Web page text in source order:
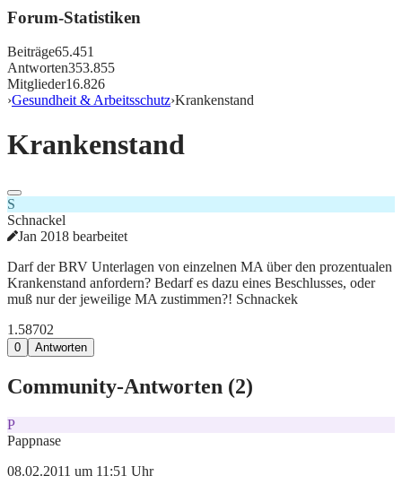
Forum-Statistiken
Beiträge65.451
Antworten353.855
Mitglieder16.826
›Gesundheit & Arbeitsschutz›Krankenstand
Krankenstand
S
Schnackel
Jan 2018 bearbeitet
Darf der BRV Unterlagen von einzelnen MA über den prozentualen
Krankenstand anfordern? Bedarf es dazu eines Beschlusses, oder
muß nur der jeweilige MA zustimmen?! Schnackek
1.58702
0 Antworten
Community-Antworten (2)
P
Pappnase
08.02.2011 um 11:51 Uhr